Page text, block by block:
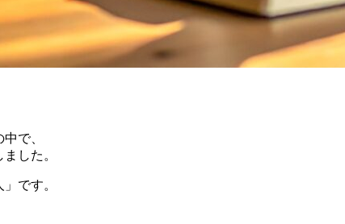
で、
した。
です。